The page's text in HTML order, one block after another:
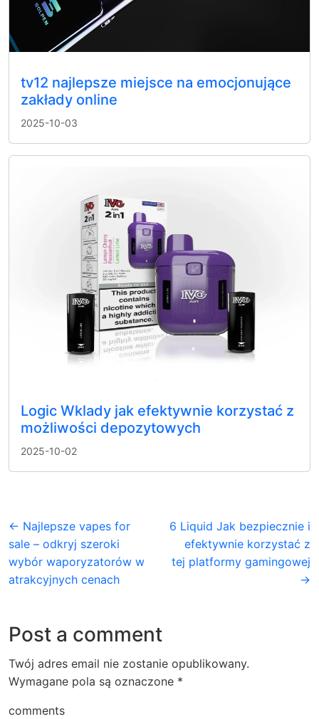
tv12 najlepsze miejsce na emocjonujące
zakłady online
2025-10-03
Logic Wklady jak efektywnie korzystać z
możliwości depozytowych
2025-10-02
← Najlepsze vapes for
sale – odkryj szeroki
wybór waporyzatorów w
atrakcyjnych cenach
6 Liquid Jak bezpiecznie i
efektywnie korzystać z
tej platformy gamingowej
→
Post a comment
Twój adres email nie zostanie opublikowany.
Wymagane pola są oznaczone *
comments